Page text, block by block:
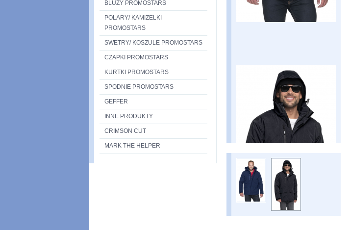
BLUZY PROMOSTARS
POLARY/ KAMIZELKI
PROMOSTARS
SWETRY/ KOSZULE PROMOSTARS
CZAPKI PROMOSTARS
KURTKI PROMOSTARS
SPODNIE PROMOSTARS
GEFFER
INNE PRODUKTY
CRIMSON CUT
MARK THE HELPER